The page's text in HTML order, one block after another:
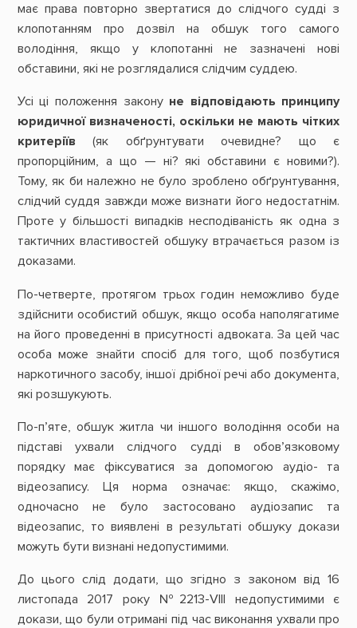
має права повторно звертатися до слідчого судді з
клопотанням про дозвіл на обшук того самого
володіння, якщо у клопотанні не зазначені нові
обставини, які не розглядалися слідчим суддею.
Усі ці положення закону не відповідають принципу
юридичної визначеності, оскільки не мають чітких
критеріїв (як обґрунтувати очевидне? що є
пропорційним, а що — ні? які обставини є новими?).
Тому, як би належно не було зроблено обґрунтування,
слідчий суддя завжди може визнати його недостатнім.
Проте у більшості випадків несподіваність як одна з
тактичних властивостей обшуку втрачається разом із
доказами.
По-четверте, протягом трьох годин неможливо буде
здійснити особистий обшук, якщо особа наполягатиме
на його проведенні в присутності адвоката. За цей час
особа може знайти спосіб для того, щоб позбутися
наркотичного засобу, іншої дрібної речі або документа,
які розшукують.
По-п’яте, обшук житла чи іншого володіння особи на
підставі ухвали слідчого судді в обов’язковому
порядку має фіксуватися за допомогою аудіо- та
відеозапису. Ця норма означає: якщо, скажімо,
одночасно не було застосовано аудіозапис та
відеозапис, то виявлені в результаті обшуку докази
можуть бути визнані недопустимими.
До цього слід додати, що згідно з законом від 16
листопада 2017 року №2213-VIII недопустимими є
докази, що були отримані під час виконання ухвали про